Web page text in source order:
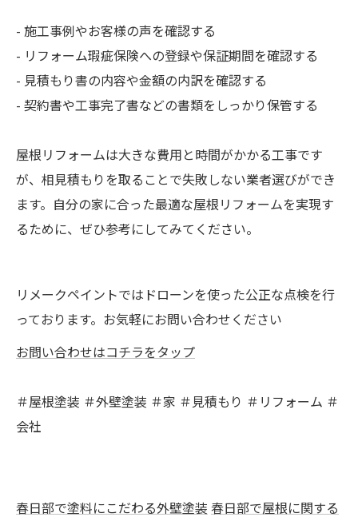
- 施工事例やお客様の声を確認する
- リフォーム瑕疵保険への登録や保証期間を確認する
- 見積もり書の内容や金額の内訳を確認する
- 契約書や工事完了書などの書類をしっかり保管する
屋根リフォームは大きな費用と時間がかかる工事です
が、相見積もりを取ることで失敗しない業者選びができ
ます。自分の家に合った最適な屋根リフォームを実現す
るために、ぜひ参考にしてみてください。
リメークペイントではドローンを使った公正な点検を行
っております。お気軽にお問い合わせください
お問い合わせはコチラをタップ
＃屋根塗装 ＃外壁塗装 ＃家 ＃見積もり ＃リフォーム ＃
会社
春日部で塗料にこだわる外壁塗装 春日部で屋根に関する